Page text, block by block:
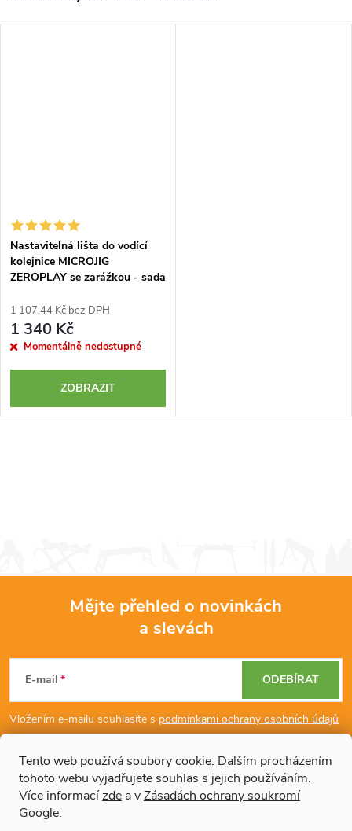
Tento web používá soubory cookie. Dalším procházením
tohoto webu vyjadřujete souhlas s jejich používáním.
Více informacízde a vZásadách ochrany soukromí
Google.
Nastavitelná lišta do vodící
kolejnice MICROJIG
ZEROPLAY se zarážkou - sada
1 107,44 Kč bez DPH
1 340 Kč
Momentálně nedostupné
ZOBRAZIT
p
Mějte přehled o novinkách
a slevách
E-mail
Vložením e-mailu souhlasíte s podmínkami ochrany osobních údajů
ODEBÍRAT
Dodatečné informace